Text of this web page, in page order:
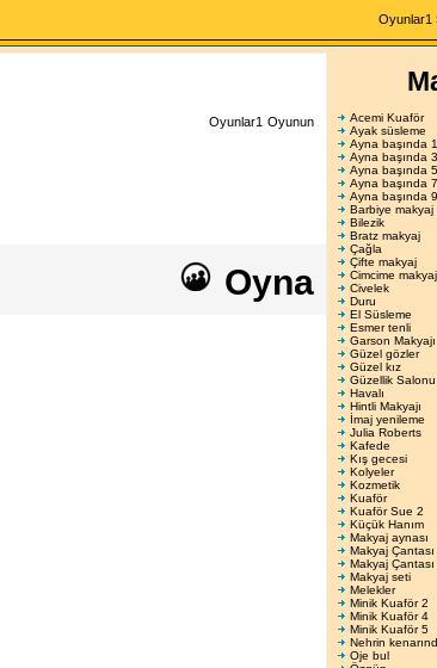
Oyunlar1
Oyunlar1 Oyunun
Oyna
Acemi Kuaför
Ayak süsleme
Ayna başında
Ayna başında 3
Ayna başında 5
Ayna başında 7
Ayna başında 9
Barbiye makyaj
Bilezik
Bratz makyaj
Çağla
Çifte makyaj
Cimcime
Civelek
Duru
El Süsleme
Esmer tenli
Garson Makyajı
Güzel gözler
Güzel kız
Güzellik Salonu
Havalı
Hintli Makyajı
İmaj yenileme
Julia Roberts
Kafede
Kış gecesi
Kolyeler
Kozmetik
Kuaför
Kuaför Sue 2
Küçük Hanım
Makyaj aynası
Makyaj Çantası
Makyaj Çantası
Makyaj seti
Melekler
Minik Kuaför 2
Minik Kuaför 4
Minik Kuaför 5
Nehrin
Oje bul